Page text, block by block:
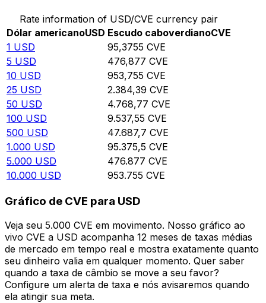
Rate information of USD/CVE currency pair
Dólar americanoUSD Escudo caboverdianoCVE
1 USD 95,3755 CVE
5 USD 476,877 CVE
10 USD 953,755 CVE
25 USD 2.384,39 CVE
50 USD 4.768,77 CVE
100 USD 9.537,55 CVE
500 USD 47.687,7 CVE
1.000 USD 95.375,5 CVE
5.000 USD 476.877 CVE
10.000 USD 953.755 CVE
Gráfico de CVE para USD
Veja seu 5.000 CVE em movimento. Nosso gráfico ao
vivo CVE a USD acompanha 12 meses de taxas médias
de mercado em tempo real e mostra exatamente quanto
seu dinheiro valia em qualquer momento. Quer saber
quando a taxa de câmbio se move a seu favor?
Configure um alerta de taxa e nós avisaremos quando
ela atingir sua meta.